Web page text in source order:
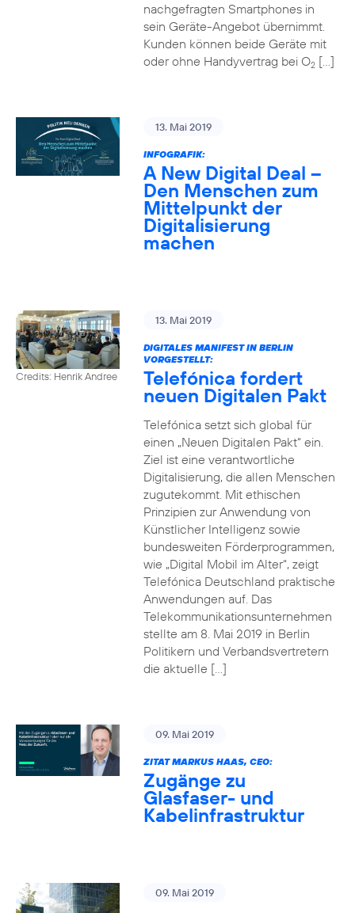
nachgefragten Smartphones in
sein Geräte-Angebot übernimmt.
Kunden können beide Geräte mit
oder ohne Handyvertrag bei O2[…]
13. Mai 2019
INFOGRAFIK:
A New Digital Deal –
Den Menschen zum
Mittelpunkt der
Digitalisierung
machen
Credits: Henrik Andree
13. Mai 2019
DIGITALES MANIFEST IN BERLIN
VORGESTELLT:
Telefónica fordert
neuen Digitalen Pakt
Telefónica setzt sich global für
einen „Neuen Digitalen Pakt“ ein.
Ziel ist eine verantwortliche
Digitalisierung, die allen Menschen
zugutekommt. Mit ethischen
Prinzipien zur Anwendung von
Künstlicher Intelligenz sowie
bundesweiten Förderprogrammen,
wie „Digital Mobil im Alter“, zeigt
Telefónica Deutschland praktische
Anwendungen auf. Das
Telekommunikationsunternehmen
stellte am 8. Mai 2019 in Berlin
Politikern und Verbandsvertretern
die aktuelle […]
09. Mai 2019
ZITAT MARKUS HAAS, CEO:
Zugänge zu
Glasfaser- und
Kabelinfrastruktur
09. Mai 2019